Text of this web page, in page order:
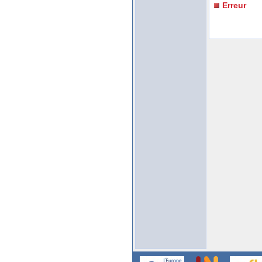
Erreur